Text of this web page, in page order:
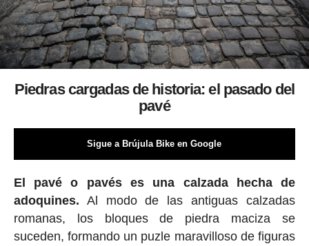
Piedras cargadas de historia: el pasado del
pavé
Sigue a Brújula Bike en Google
El pavé o pavés es una calzada hecha de
adoquines. Al modo de las antiguas calzadas
romanas, los bloques de piedra maciza se
suceden, formando un puzle maravilloso de figuras